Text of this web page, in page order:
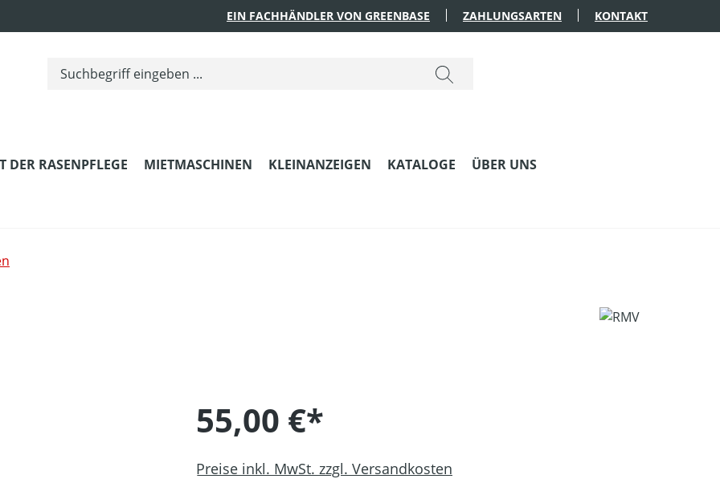
EIN FACHHÄNDLER VON GREENBASE ZAHLUNGSARTEN KONTAKT
DER RASENPFLEGE MIETMASCHINEN KLEINANZEIGEN KATALOGE ÜBER UNS
55,00 €*
Preise inkl. MwSt. zzgl. Versandkosten